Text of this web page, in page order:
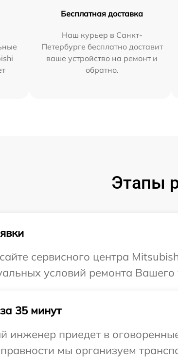
Бесплатная доставка
Наш курьер в Санкт-
Петербурге бесплатно доставит
ваше устройство на ремонт и
обратно.
Этапы
сервисного центра
условий ремонта Вашего
35 минут
инженер приедет в
мы организуем